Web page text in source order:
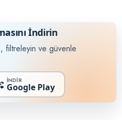
İndirin
filtreleyin ve güvenle
İNDİR
Google Play